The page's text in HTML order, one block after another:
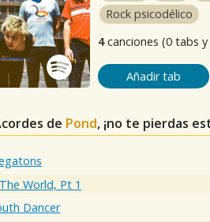
Rock psicodélico
4canciones (0 tabs y
Añadir tab
de Pond, ¡no te pierdas
World, Pt 1
Dancer